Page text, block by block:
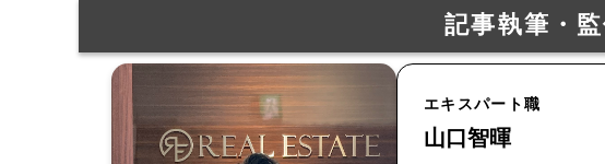
記事執筆・
エキスパート職
山口智暉